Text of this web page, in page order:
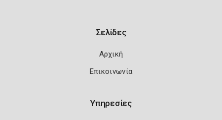
Σελίδες
Αρχική
Επικοινωνία
Υπηρεσίες